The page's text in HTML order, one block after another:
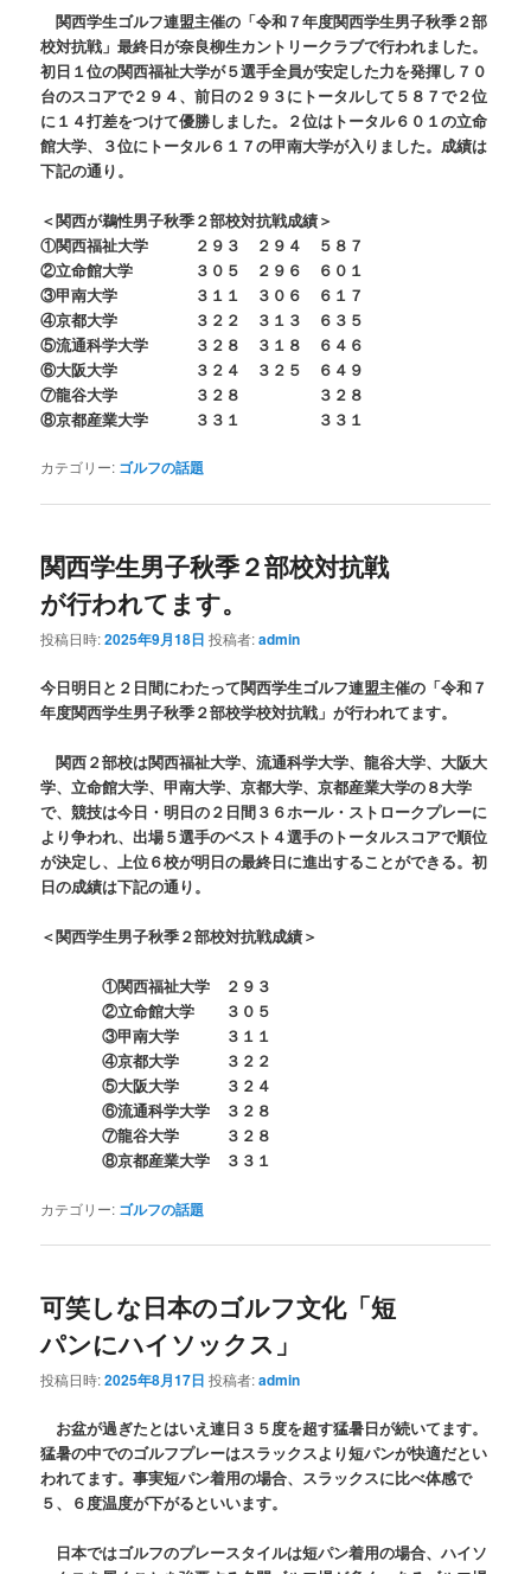
関西学生ゴルフ連盟主催の「令和７年度関西学生男子秋季２部
校対抗戦」最終日が奈良柳生カントリークラブで行われました。
初日１位の関西福祉大学が５選手全員が安定した力を発揮し７０
台のスコアで２９４、前日の２９３にトータルして５８７で２位
に１４打差をつけて優勝しました。２位はトータル６０１の立命
館大学、３位にトータル６１７の甲南大学が入りました。成績は
下記の通り。
＜関西が鵜性男子秋季２部校対抗戦成績＞
①関西福祉大学 ２９３ ２９４ ５８７
②立命館大学 ３０５ ２９６ ６０１
③甲南大学 ３１１ ３０６ ６１７
④京都大学 ３２２ ３１３ ６３５
⑤流通科学大学 ３２８ ３１８ ６４６
⑥大阪大学 ３２４ ３２５ ６４９
⑦龍谷大学 ３２８ ３２８
⑧京都産業大学 ３３１ ３３１
カテゴリー: ゴルフの話題
関西学生男子秋季２部校対抗戦
が行われてます。
投稿日時:2025年9月18日 投稿者:admin
今日明日と２日間にわたって関西学生ゴルフ連盟主催の「令和７
年度関西学生男子秋季２部校学校対抗戦」が行われてます。
関西２部校は関西福祉大学、流通科学大学、龍谷大学、大阪大
学、立命館大学、甲南大学、京都大学、京都産業大学の８大学
で、競技は今日・明日の２日間３６ホール・ストロークプレーに
より争われ、出場５選手のベスト４選手のトータルスコアで順位
が決定し、上位６校が明日の最終日に進出することができる。初
日の成績は下記の通り。
＜関西学生男子秋季２部校対抗戦成績＞
①関西福祉大学 ２９３
②立命館大学 ３０５
③甲南大学 ３１１
④京都大学 ３２２
⑤大阪大学 ３２４
⑥流通科学大学 ３２８
⑦龍谷大学 ３２８
⑧京都産業大学 ３３１
カテゴリー: ゴルフの話題
可笑しな日本のゴルフ文化「短
パンにハイソックス」
投稿日時:2025年8月17日 投稿者:admin
お盆が過ぎたとはいえ連日３５度を超す猛暑日が続いてます。
猛暑の中でのゴルフプレーはスラックスより短パンが快適だとい
われてます。事実短パン着用の場合、スラックスに比べ体感で
５、６度温度が下がるといいます。
日本ではゴルフのプレースタイルは短パン着用の場合、ハイソ